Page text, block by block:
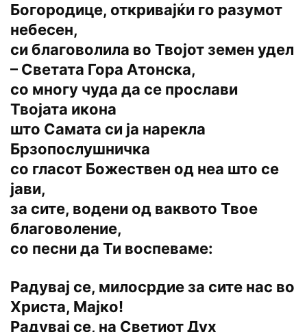
Богородице, откривајќи го разумот
небесен,
си благоволила во Твојот земен удел
– Светата Гора Атонска,
со многу чуда да се прослави
Твојата икона
што Самата си ја нарекла
Брзопослушничка
со гласот Божествен од неа што се
јави,
за сите, водени од ваквото Твое
благоволение,
со песни да Ти воспеваме:
Радувај се, милосрдие за сите нас во
Христа, Мајко!
Радувај се, на Светиот Дух